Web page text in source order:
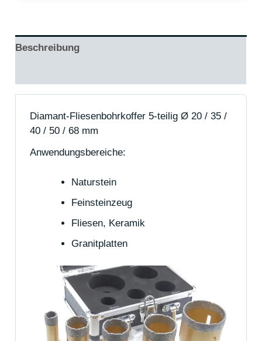
Beschreibung
Diamant-Fliesenbohrkoffer 5-teilig Ø 20 / 35 /
40 / 50 / 68 mm
Anwendungsbereiche:
Naturstein
Feinsteinzeug
Fliesen, Keramik
Granitplatten